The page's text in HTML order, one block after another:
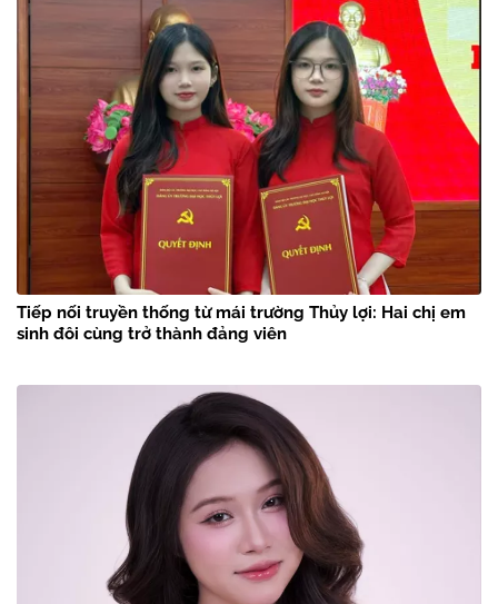
Tiếp nối truyền thống từ mái trường Thủy lợi: Hai chị em
sinh đôi cùng trở thành đảng viên